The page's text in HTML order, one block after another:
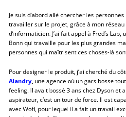
Je suis d’abord allé chercher les
travailler sur le projet, grâce à mon
d’informaticien. J’ai fait appel à Fred’s Lab,
Bonn qui travaille pour les plus grandes
personnes qui maîtrisent ces choses-là
Pour designer le produit, j’ai cherché du
Alandry, une agence où un gars bosse
feeling. Il avait bossé 3 ans chez Dyson et
aspirateur, c’est un tour de force. Il est
avec Wofi, pour lequel il a fait un travail